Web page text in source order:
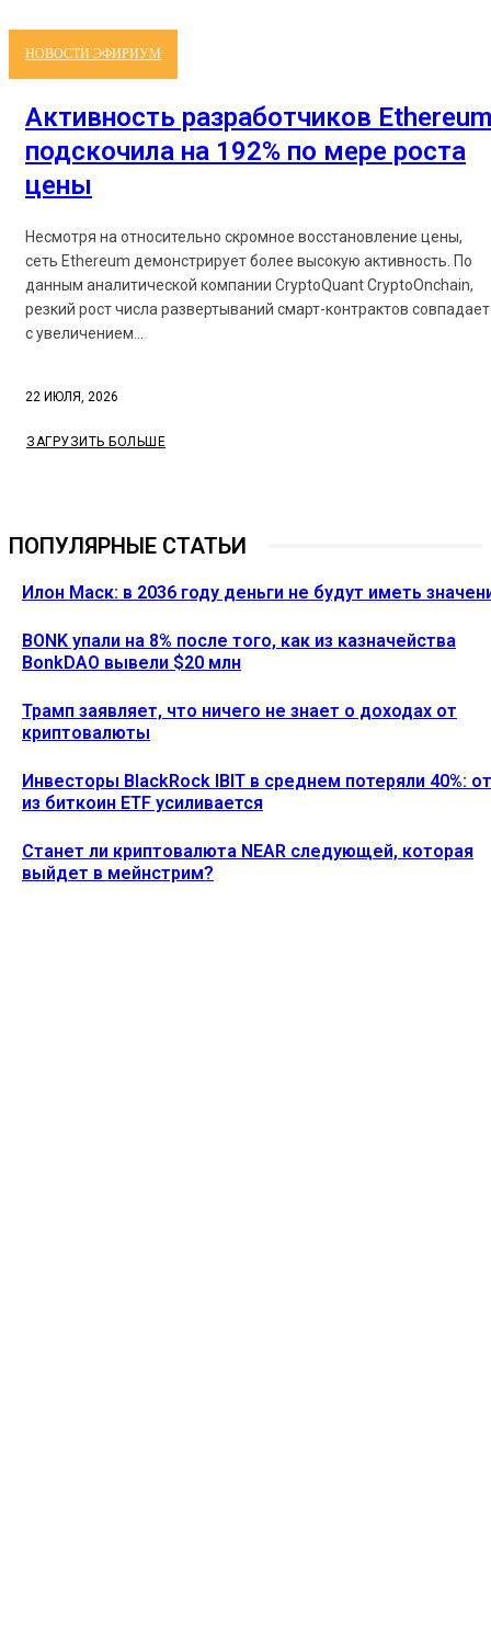
НОВОСТИ ЭФИРИУМ
Активность разработчиков Ethereum
подскочила на 192% по мере роста
цены
Несмотря на относительно скромное восстановление цены,
сеть Ethereum демонстрирует более высокую активность. По
данным аналитической компании CryptoQuant CryptoOnchain,
резкий рост числа развертываний смарт-контрактов совпадает
с увеличением...
22 ИЮЛЯ, 2026
ЗАГРУЗИТЬ БОЛЬШЕ
ПОПУЛЯРНЫЕ СТАТЬИ
Илон Маск: в 2036 году деньги не будут иметь
BONK упали на 8% после того, как из казначейства
BonkDAO вывели $20 млн
Трамп заявляет, что ничего не знает о доходах от
криптовалюты
Инвесторы BlackRock IBIT в среднем потеряли 40%:
из биткоин ETF усиливается
Станет ли криптовалюта NEAR следующей, которая
выйдет в мейнстрим?